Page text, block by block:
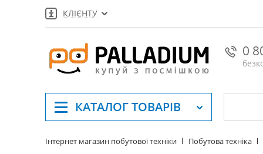
КЛІЄНТУ
0
КАТАЛОГТОВАРІВ
Інтернет магазин побутової техніки Побутова техніка